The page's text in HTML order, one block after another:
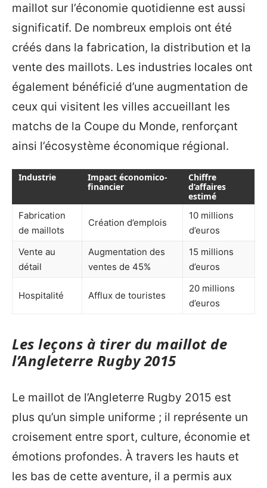
maillot sur l’économie quotidienne est aussi
significatif. De nombreux emplois ont été
créés dans la fabrication, la distribution et la
vente des maillots. Les industries locales ont
également bénéficié d’une augmentation de
ceux qui visitent les villes accueillant les
matchs de la Coupe du Monde, renforçant
ainsi l’écosystème économique régional.
Industrie
Impact économico-
financier
Chiffre
d’affaires
estimé
Fabrication
de maillots
Création d’emplois
10 millions
d’euros
Vente au
détail
Augmentation des
ventes de 45%
15 millions
d’euros
Hospitalité Afflux de touristes
20 millions
d’euros
Les leçons à tirer du maillot de
l’Angleterre Rugby 2015
Le maillot de l’Angleterre Rugby 2015 est
plus qu’un simple uniforme ; il représente un
croisement entre sport, culture, économie et
émotions profondes. À travers les hauts et
les bas de cette aventure, il a permis aux